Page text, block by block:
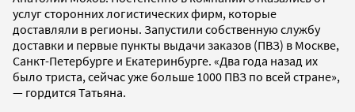
услуг сторонних логистических фирм, которые
доставляли в регионы. Запустили собственную службу
доставки и первые пункты выдачи заказов (ПВЗ) в Москве,
Санкт-Петербурге и Екатеринбурге. «Два года назад их
было триста, сейчас уже больше 1000 ПВЗ по всей стране»,
— гордится Татьяна.